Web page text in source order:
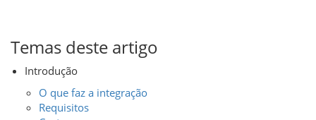
Temas deste artigo
Introdução
O que faz a integração
Requisitos